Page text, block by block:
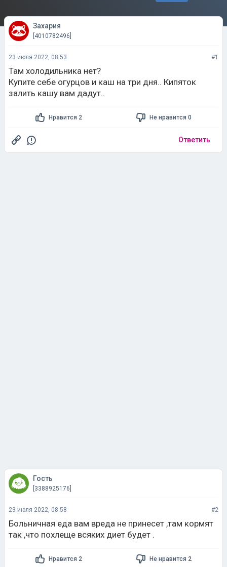
Захария
[4010782496]
23 июля 2022, 08:53 #1
Там холодильника нет?
Купите себе огурцов и каш на три дня.. Кипяток
залить кашу вам дадут..
Нравится 2 Не нравится 0
Ответить
Гость
[3388925176]
23 июля 2022, 08:58 #2
Больничная еда вам вреда не принесет ,там кормят
так ,что похлеще всяких диет будет .
Нравится 2 Не нравится 2